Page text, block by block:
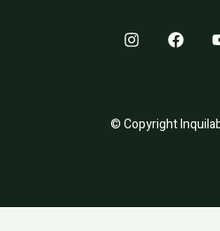
© Copyright